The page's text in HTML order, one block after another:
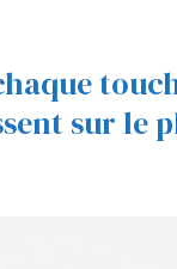
sur le